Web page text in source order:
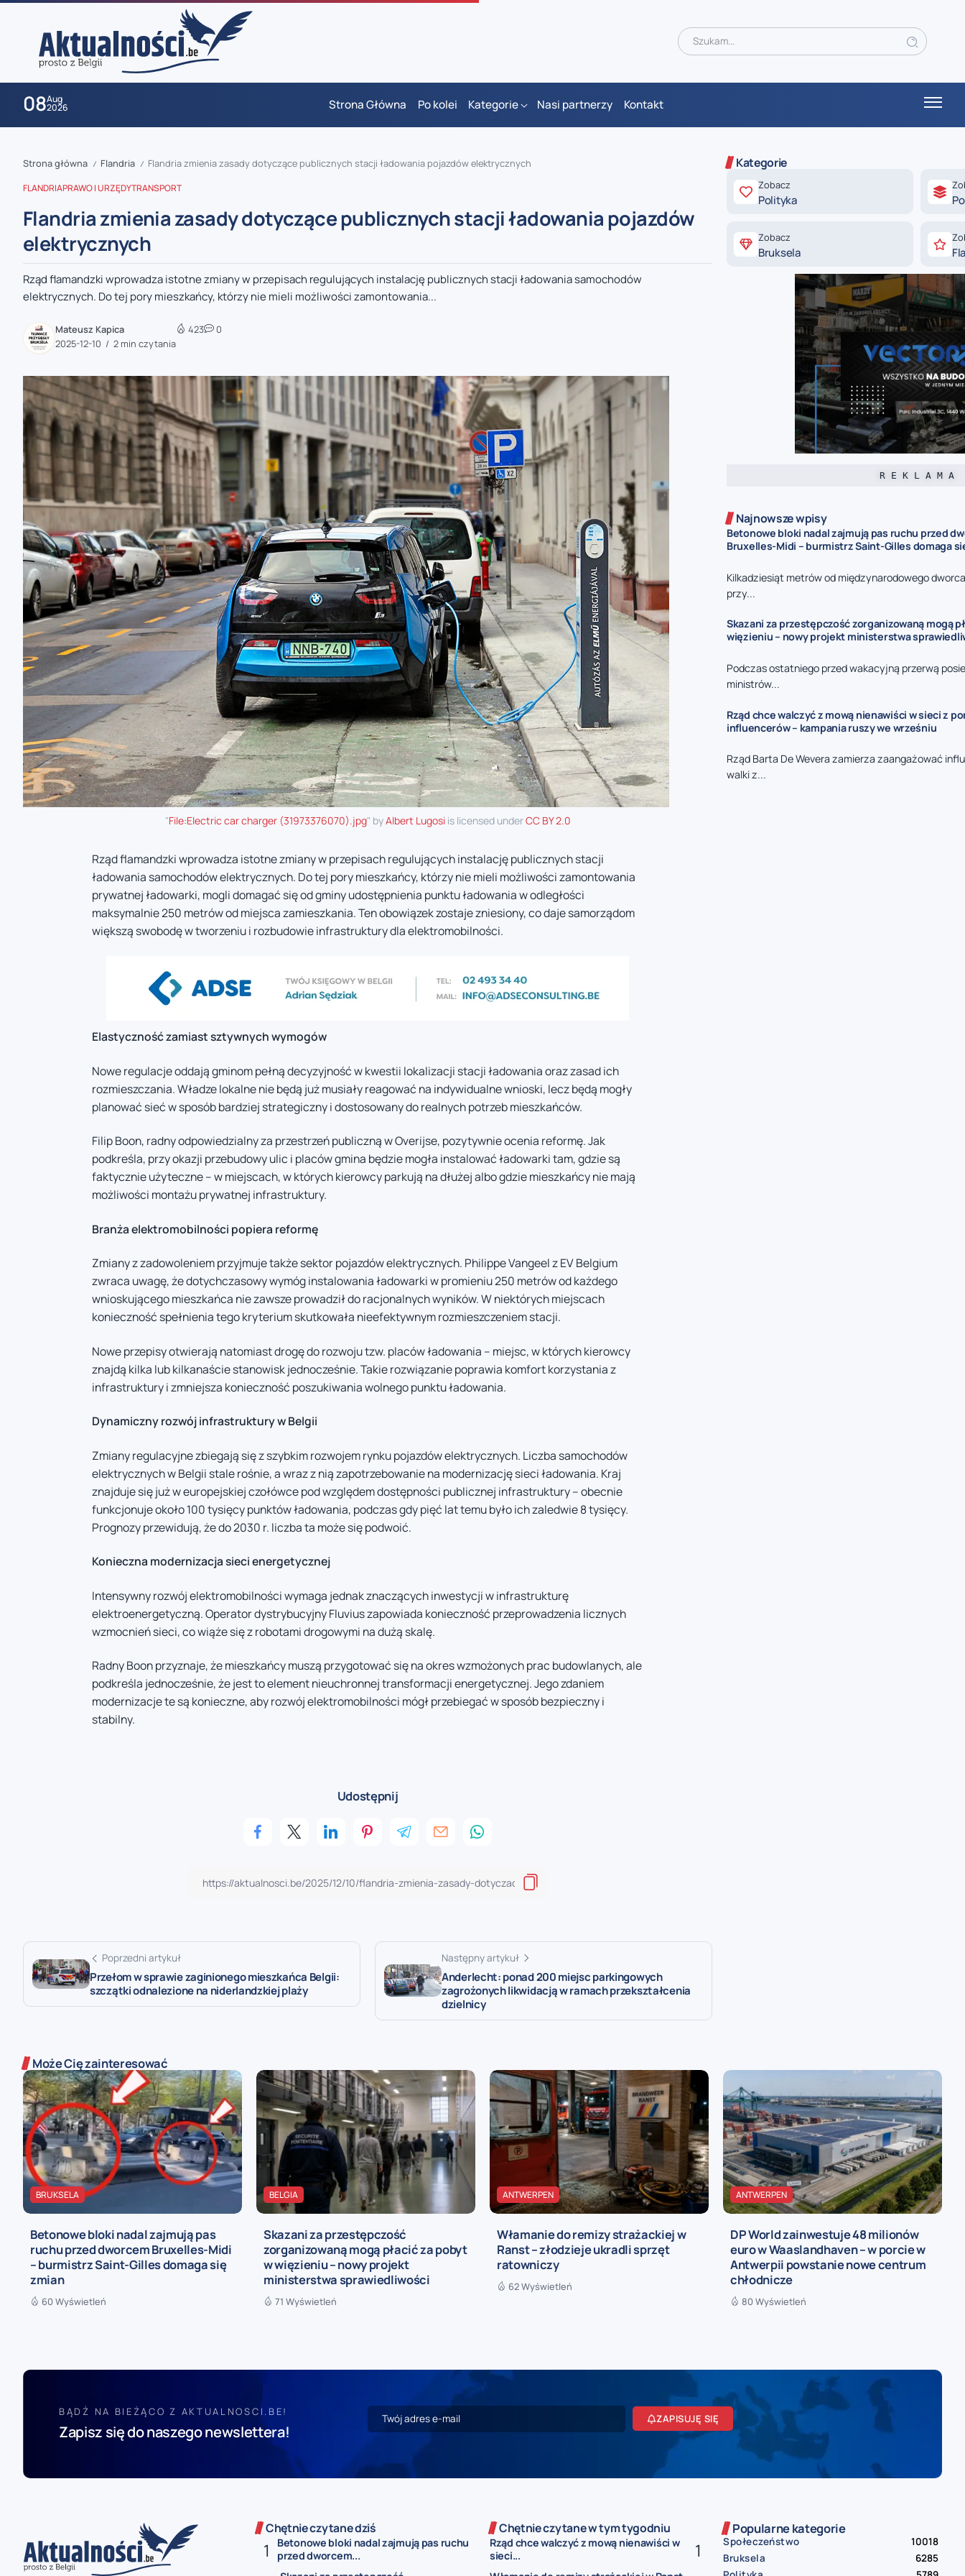
08Aug
2026 Strona Główna Po kolei Kategorie Nasi partnerzy Kontakt
zaobserwuj nas
zaobserwuj nas
zaobserwuj nas
zaobserwuj nas
zaobserwuj nas
Strona główna / Flandria / Flandria zmienia zasady dotyczące publicznych stacji ładowania pojazdów elektrycznych
FLANDRIAPRAWO I URZĘDYTRANSPORT
Flandria zmienia zasady dotyczące publicznych stacji ładowania pojazdów
elektrycznych
Rząd flamandzki wprowadza istotne zmiany w przepisach regulujących instalację publicznych stacji ładowania samochodów
elektrycznych. Do tej pory mieszkańcy, którzy nie mieli możliwości zamontowania...
Mateusz Kapica
2025-12-10
2 min czytania
423 0
"File:Electric car charger (31973376070).jpg" byAlbert Lugosiis licensed underCC BY 2.0
Rząd flamandzki wprowadza istotne zmiany w przepisach regulujących instalację publicznych stacji
ładowania samochodów elektrycznych. Do tej pory mieszkańcy, którzy nie mieli możliwości zamontowania
prywatnej ładowarki, mogli domagać się od gminy udostępnienia punktu ładowania w odległości
maksymalnie 250 metrów od miejsca zamieszkania. Ten obowiązek zostaje zniesiony, co daje samorządom
większą swobodę w tworzeniu i rozbudowie infrastruktury dla elektromobilności.
Elastyczność zamiast sztywnych wymogów
Nowe regulacje oddają gminom pełną decyzyjność w kwestii lokalizacji stacji ładowania oraz zasad ich
rozmieszczania. Władze lokalne nie będą już musiały reagować na indywidualne wnioski, lecz będą mogły
planować sieć w sposób bardziej strategiczny i dostosowany do realnych potrzeb mieszkańców.
Filip Boon, radny odpowiedzialny za przestrzeń publiczną w Overijse, pozytywnie ocenia reformę. Jak
podkreśla, przy okazji przebudowy ulic i placów gmina będzie mogła instalować ładowarki tam, gdzie są
faktycznie użyteczne – w miejscach, w których kierowcy parkują na dłużej albo gdzie mieszkańcy nie mają
możliwości montażu prywatnej infrastruktury.
Branża elektromobilności popiera reformę
Zmiany z zadowoleniem przyjmuje także sektor pojazdów elektrycznych. Philippe Vangeel z EV Belgium
zwraca uwagę, że dotychczasowy wymóg instalowania ładowarki w promieniu 250 metrów od każdego
wnioskującego mieszkańca nie zawsze prowadził do racjonalnych wyników. W niektórych miejscach
konieczność spełnienia tego kryterium skutkowała nieefektywnym rozmieszczeniem stacji.
Nowe przepisy otwierają natomiast drogę do rozwoju tzw. placów ładowania – miejsc, w których kierowcy
znajdą kilka lub kilkanaście stanowisk jednocześnie. Takie rozwiązanie poprawia komfort korzystania z
infrastruktury i zmniejsza konieczność poszukiwania wolnego punktu ładowania.
Dynamiczny rozwój infrastruktury w Belgii
Zmiany regulacyjne zbiegają się z szybkim rozwojem rynku pojazdów elektrycznych. Liczba samochodów
elektrycznych w Belgii stale rośnie, a wraz z nią zapotrzebowanie na modernizację sieci ładowania. Kraj
znajduje się już w europejskiej czołówce pod względem dostępności publicznej infrastruktury – obecnie
funkcjonuje około 100 tysięcy punktów ładowania, podczas gdy pięć lat temu było ich zaledwie 8 tysięcy.
Prognozy przewidują, że do 2030 r. liczba ta może się podwoić.
Konieczna modernizacja sieci energetycznej
Intensywny rozwój elektromobilności wymaga jednak znaczących inwestycji w infrastrukturę
elektroenergetyczną. Operator dystrybucyjny Fluvius zapowiada konieczność przeprowadzenia licznych
wzmocnień sieci, co wiąże się z robotami drogowymi na dużą skalę.
Radny Boon przyznaje, że mieszkańcy muszą przygotować się na okres wzmożonych prac budowlanych, ale
podkreśla jednocześnie, że jest to element nieuchronnej transformacji energetycznej. Jego zdaniem
modernizacje te są konieczne, aby rozwój elektromobilności mógł przebiegać w sposób bezpieczny i
stabilny.
Udostępnij
Poprzedni artykuł
Przełom w sprawie zaginionego mieszkańca Belgii:
szczątki odnalezione na niderlandzkiej plaży
Następny artykuł
Anderlecht: ponad 200 miejsc parkingowych
zagrożonych likwidacją w ramach przekształcenia
dzielnicy
Kategorie
Zobacz
Polityka
Zobacz
Bruksela
R E K L A M A
Najnowsze wpisy
Betonowe bloki nadal zajmują pas ruchu przed
Bruxelles-Midi – burmistrz Saint-Gilles domaga
Kilkadziesiąt metrów od międzynarodowego
przy...
Skazani za przestępczość zorganizowaną mogą
więzieniu – nowy projekt ministerstwa
Podczas ostatniego przed wakacyjną przerwą
ministrów...
Rząd chce walczyć z mową nienawiści w sieci z
influencerów – kampania ruszy we wrześniu
Rząd Barta De Wevera zamierza zaangażować
walki z...
Może Cię zainteresować
BRUKSELA
Betonowe bloki nadal zajmują pas
ruchu przed dworcem Bruxelles-Midi
– burmistrz Saint-Gilles domaga się
zmian
60 Wyświetleń
BELGIA
Skazani za przestępczość
zorganizowaną mogą płacić za pobyt
w więzieniu – nowy projekt
ministerstwa sprawiedliwości
71 Wyświetleń
ANTWERPEN
Włamanie do remizy strażackiej w
Ranst – złodzieje ukradli sprzęt
ratowniczy
62 Wyświetleń
ANTWERPEN
DP World zainwestuje 48 milionów
euro w Waaslandhaven – w porcie w
Antwerpii powstanie nowe centrum
chłodnicze
80 Wyświetleń
BĄDŹ NA BIEŻĄCO Z AKTUALNOSCI.BE!
Zapisz się do naszego newslettera!
ZAPISUJĘ SIĘ
Chętnie czytane dziś
Betonowe bloki nadal zajmują pas ruchu
przed dworcem...
Chętnie czytane w tym tygodniu
Rząd chce walczyć z mową nienawiści w
sieci...
Popularne kategorie
Społeczeństwo
10018
Bruksela
6285